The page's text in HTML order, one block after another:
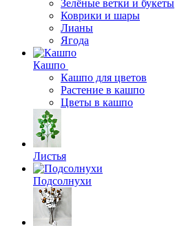
Зелёные ветки и букеты
Коврики и шары
Лианы
Ягода
Кашпо
Кашпо для цветов
Растение в кашпо
Цветы в кашпо
Листья
Подсолнухи